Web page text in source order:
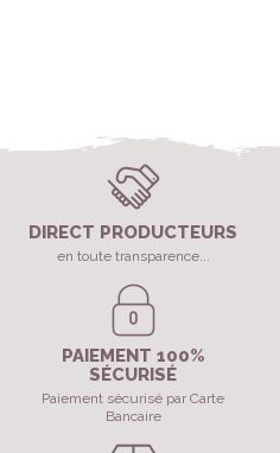
DIRECT PRODUCTEURS
en toute transparence...
PAIEMENT 100%
SÉCURISÉ
Paiement sécurisé par Carte
Bancaire